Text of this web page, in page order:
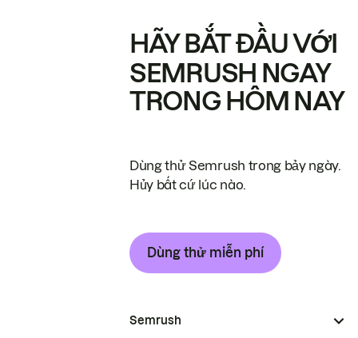
HÃY BẮT ĐẦU VỚI
SEMRUSH NGAY
TRONG HÔM NAY
Dùng thử Semrush trong bảy ngày.
Hủy bất cứ lúc nào.
Dùng thử miễn phí
Semrush